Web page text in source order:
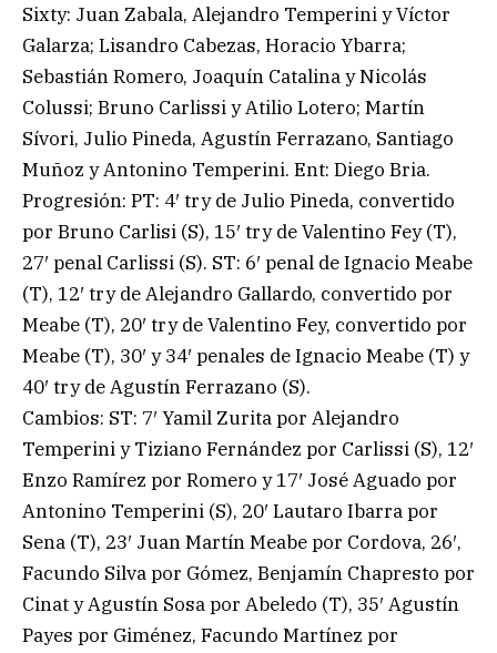
Sixty: Juan Zabala, Alejandro Temperini y Víctor
Galarza; Lisandro Cabezas, Horacio Ybarra;
Sebastián Romero, Joaquín Catalina y Nicolás
Colussi; Bruno Carlissi y Atilio Lotero; Martín
Sívori, Julio Pineda, Agustín Ferrazano, Santiago
Muñoz y Antonino Temperini. Ent: Diego Bria.
Progresión: PT: 4′ try de Julio Pineda, convertido
por Bruno Carlisi (S), 15′ try de Valentino Fey (T),
27′ penal Carlissi (S). ST: 6′ penal de Ignacio Meabe
(T), 12′ try de Alejandro Gallardo, convertido por
Meabe (T), 20′ try de Valentino Fey, convertido por
Meabe (T), 30′ y 34′ penales de Ignacio Meabe (T) y
40′ try de Agustín Ferrazano (S).
Cambios: ST: 7′ Yamil Zurita por Alejandro
Temperini y Tiziano Fernández por Carlissi (S), 12′
Enzo Ramírez por Romero y 17′ José Aguado por
Antonino Temperini (S), 20′ Lautaro Ibarra por
Sena (T), 23′ Juan Martín Meabe por Cordova, 26′,
Facundo Silva por Gómez, Benjamín Chapresto por
Cinat y Agustín Sosa por Abeledo (T), 35′ Agustín
Payes por Giménez, Facundo Martínez por